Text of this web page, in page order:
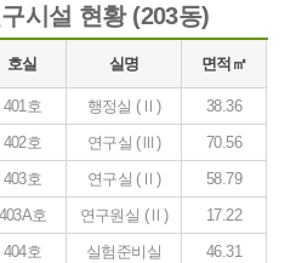
시설 현황 (203동)
호실 실명 면적㎡
401호 행정실 (Ⅱ)
38.36
402호
연구실 (Ⅲ )
70.56
403호
연구실 (Ⅱ )
58.79
403A호
연구원실 (Ⅱ )
17.22
404호
실험준비실
46.31